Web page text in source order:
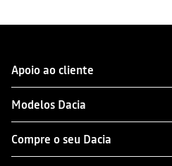
Apoio ao cliente
Modelos Dacia
Compre o seu Dacia